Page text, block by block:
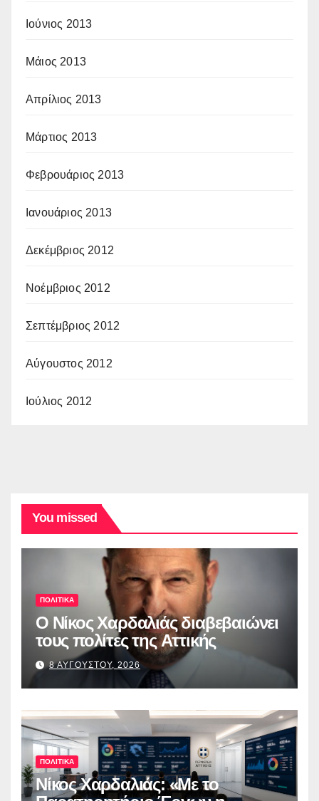
Ιούνιος 2013
Μάιος 2013
Απρίλιος 2013
Μάρτιος 2013
Φεβρουάριος 2013
Ιανουάριος 2013
Δεκέμβριος 2012
Νοέμβριος 2012
Σεπτέμβριος 2012
Αύγουστος 2012
Ιούλιος 2012
You missed
ΠΟΛΙΤΙΚΑ
O Νίκος Χαρδαλιάς διαβεβαιώνει
τους πολίτες της Αττικής
8 ΑΥΓΟΥΣΤΟΥ, 2026
ΠΟΛΙΤΙΚΑ
Νίκος Χαρδαλιάς: «Με το